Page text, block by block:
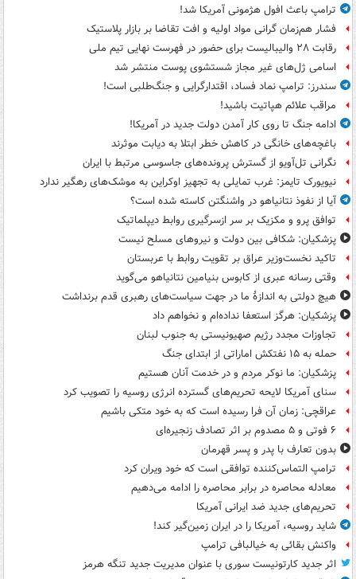
ترامپ باعث افول هژمونی آمریکا شد!
فشار هم‌زمان گرانی مواد اولیه و افت تقاضا بر بازار پلاستیک
رقابت ۲۸ والیبالیست برای حضور در فهرست نهایی تیم ملی
اسامی ژل‌های غیر مجاز شستشوی پوست منتشر شد
سندرز: ترامپ نماد فساد، اقتدارگرایی و جنگ‌طلبی است!
مراقب علائم هپاتیت باشید!
ادامه جنگ تا روی کار آمدن دولت جدید در آمریکا!
باغچه‌های خانگی در کاهش خطر ابتلا به دیابت موثرند
نگرانی تل‌آویو از گسترش پرونده‌های جاسوسی مرتبط با ایران
نیویورک تایمز: غرب تمایلی به تجهیز اوکراین به موشک‌های رهگیر ندارد
آیا از نفوذ نتانیاهو در واشنگتن کاسته شده است؟
توافق پرو و مکزیک بر سر ازسرگیری روابط دیپلماتیک
پزشکیان: شکافی بین دولت و نیروهای مسلح نیست
تاکید نخست‌وزیر عراق بر تقویت روابط با عربستان
وقتی رسانه عبری از کابوس بنیامین نتانیاهو می‌گوید
هیچ دولتی به اندازۀ ما در جهت سیاست‌های رهبری قدم برنداشت
پزشکیان: هرگز استعفا نداده‌ام و نخواهم داد
تجاوزات مجدد رژیم صهیونیستی به جنوب لبنان
حمله به ۱۵ نفتکش‌ اماراتی از ابتدای جنگ
پزشکیان: ما نوکر مردم و در خدمت آنان هستیم
سنای آمریکا لایحه تحریم‌های گسترده انرژی روسیه را تصویب کرد
عراقچی: زمان آن فرا رسیده است که به خود متکی باشیم
۶ فوتی و ۵ مصدوم بر اثر تصادف زنجیره‌ای
بدون تعارف با پدر و پسر قهرمان
ترامپ التماس‌کننده توافقی است که خود ویران کرد
معادله محاصره در برابر محاصره را ادامه می‌دهیم
تحریم‌های جدید ضد ایرانی آمریکا
شاید روسیه، آمریکا را در ایران زمین‌گیر کند!
واکنش بقائی به خیالبافی ترامپ
اثر جدید کارتونیست سوری با عنوان مدیریت جدید تنگه هرمز